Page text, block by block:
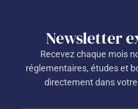
Newsletter
Recevez chaque mois
réglementaires, études et
directement dans